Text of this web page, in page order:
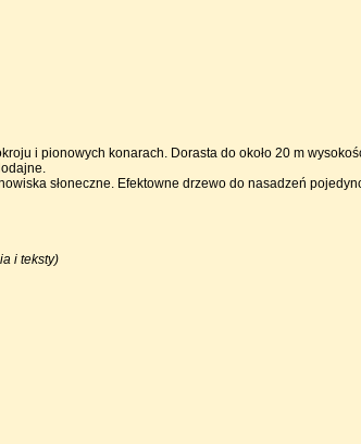
i pionowych konarach. Dorasta do około 20 m
słoneczne. Efektowne drzewo do nasadzeń
i teksty)